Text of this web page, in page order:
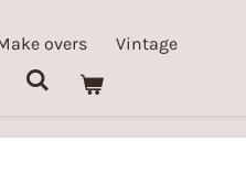
overs
Vintage